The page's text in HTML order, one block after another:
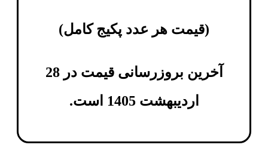
(قیمت هر عدد پکیج کامل)
آخرین بروزرسانی قیمت در 28
اردیبهشت 1405 است.